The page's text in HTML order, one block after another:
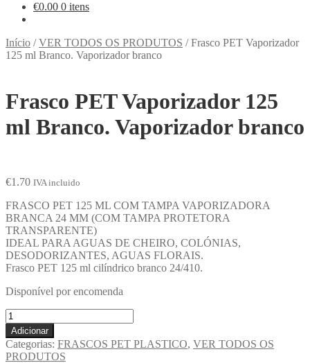
€0.00 0 itens
Início /VER TODOS OS PRODUTOS /Frasco PET Vaporizador
125 ml Branco. Vaporizador branco
Frasco PET Vaporizador 125
ml Branco. Vaporizador branco
€1.70 IVA incluido
FRASCO PET 125 ML COM TAMPA VAPORIZADORA
BRANCA 24 MM (COM TAMPA PROTETORA
TRANSPARENTE)
IDEAL PARA AGUAS DE CHEIRO, COLÓNIAS,
DESODORIZANTES, AGUAS FLORAIS.
Frasco PET 125 ml cilíndrico branco 24/410.
Disponível por encomenda
Adicionar
Categorias: FRASCOS PET PLASTICO, VER TODOS OS
PRODUTOS